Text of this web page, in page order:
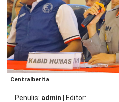
PRINGSEWU
LAMPUNG
SELATAN
LAMPUNG
TENGAH
DPRD
PESAWARAN
DPRD
TANGGAMUS
PRINGSEWU
DKI
JAKARTA
Centralberita
Penulis admin Editor